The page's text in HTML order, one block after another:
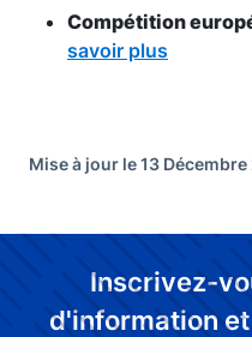
Compétition
savoir plus
Mise à jour le 13
Inscrivez-
d'information